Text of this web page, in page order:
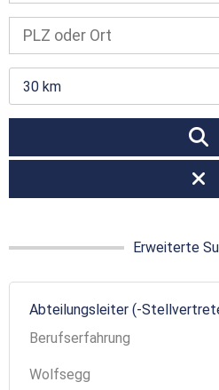
30 km
Erweiterte
Abteilungsleiter (-
Berufserfahrung
Wolfsegg